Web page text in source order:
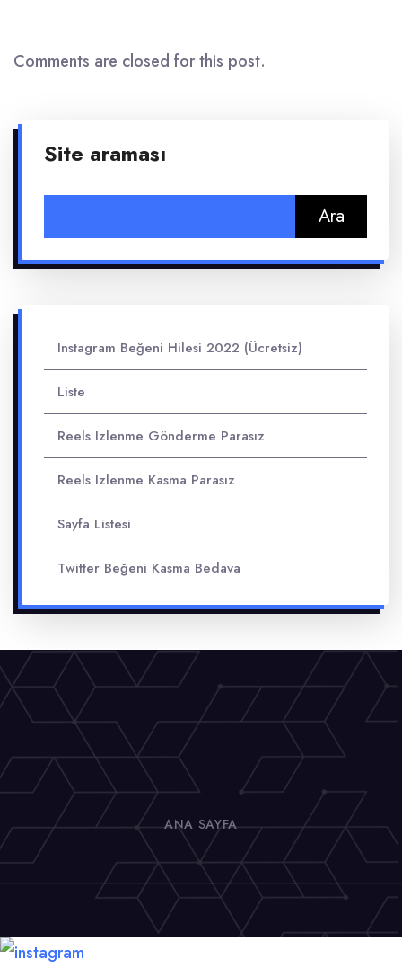
Comments are closed for this post.
Site araması
Instagram Beğeni Hilesi 2022 (Ücretsiz)
Liste
Reels Izlenme Gönderme Parasız
Reels Izlenme Kasma Parasız
Sayfa Listesi
Twitter Beğeni Kasma Bedava
ANA SAYFA